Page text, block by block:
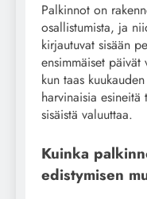
Palkinnot on
osallistumista, ja
kirjautuvat sisään
ensimmäiset päivät
kun taas
harvinaisia
sisäistä valuuttaa.
Kuinka
edistymisen